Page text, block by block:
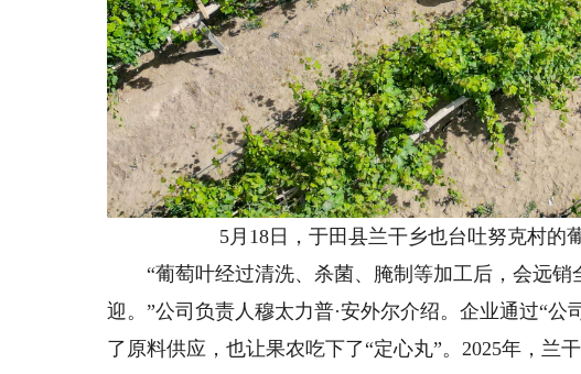
5月18日，于田县兰干乡也台吐努克村的葡
“葡萄叶经过清洗、杀菌、腌制等加工后，会远销
迎。”公司负责人穆太力普·安外尔介绍。企业通过“
了原料供应，也让果农吃下了“定心丸”。2025年，兰